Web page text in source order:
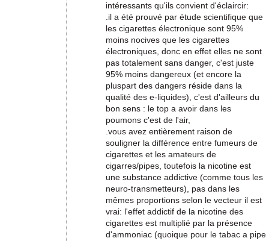
intéressants qu'ils convient d'éclaircir:
.il a été prouvé par étude scientifique que
les cigarettes électronique sont 95%
moins nocives que les cigarettes
électroniques, donc en effet elles ne sont
pas totalement sans danger, c'est juste
95% moins dangereux (et encore la
pluspart des dangers réside dans la
qualité des e-liquides), c'est d'ailleurs du
bon sens : le top a avoir dans les
poumons c'est de l'air,
.vous avez entièrement raison de
souligner la différence entre fumeurs de
cigarettes et les amateurs de
cigarres/pipes, toutefois la nicotine est
une substance addictive (comme tous les
neuro-transmetteurs), pas dans les
mêmes proportions selon le vecteur il est
vrai: l'effet addictif de la nicotine des
cigarettes est multiplié par la présence
d'ammoniac (quoique pour le tabac a pipe